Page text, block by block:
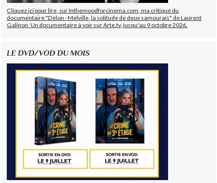
Cliquez ici pour lire, sur Inthemoodforcinema.com, ma critique du
documentaire "Delon - Melville, la solitude de deux samouraïs" de Laurent
Galinon. Un documentaire à voir sur Arte.tv, jusqu'au 9 octobre 2026.
LE DVD/VOD DU MOIS